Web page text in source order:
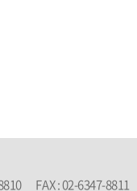
FAX : 02-6347-8811